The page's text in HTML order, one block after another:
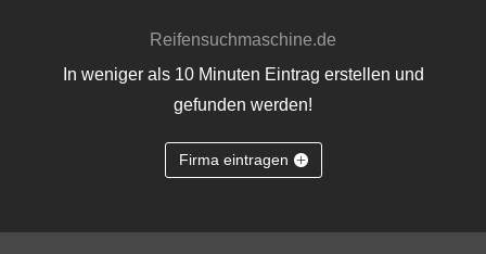
Reifensuchmaschine.de
In weniger als 10 Minuten Eintrag erstellen und
gefunden werden!
Firma eintragen